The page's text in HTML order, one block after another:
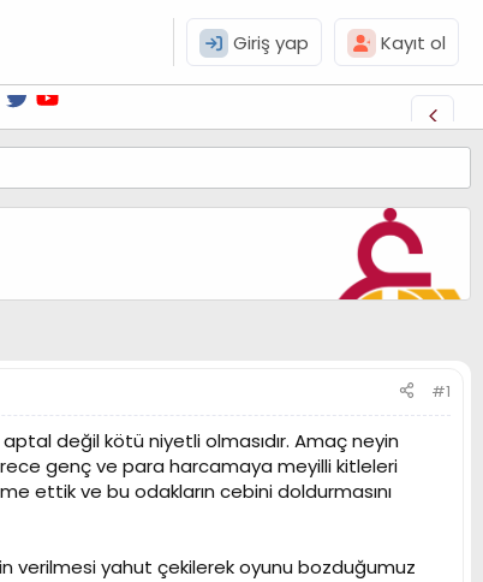
Giriş yap Kayıt ol
#1
değil kötü niyetli olmasıdır. Amaç neyin
genç ve para harcamaya meyilli kitleleri
ettik ve bu odakların cebini doldurmasını
verilmesi yahut çekilerek oyunu bozduğumuz